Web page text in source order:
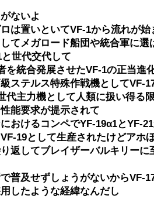
ないよ
は置いといてVF-1から流れが始
てメガロード船団や統合軍に
世代交代して
を統合発展させたVF-1の正当進
ステルス特殊作戦機としてVF-
代主力機として人類に扱い得る
能要求が提示されて
おけるコンペでYF-19α1とYF-
19として生産されたけどアホ
返してブレイザーバルキリー
普及せずしょうがないからVF-
したような経緯なんだし